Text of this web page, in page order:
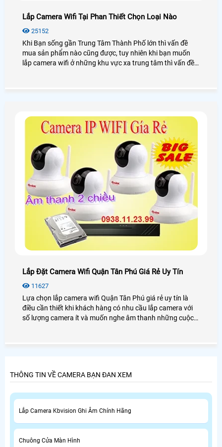
Lắp Camera Wifi Tại Phan Thiết Chọn Loại Nào
25152
Khi Bạn sống gần Trung Tâm Thành Phố lớn thì vấn đề
mua sản phẩm nào cũng được, tuy nhiên khi bạn muốn
lắp camera wifi ở những khu vực xa trung tâm thì vấn đề
Lắp Đặt Camera Wifi Quận Tân Phú Giá Rẻ Uy Tín
11627
Lựa chọn lắp camera wifi Quận Tân Phú giá rẻ uy tín là
điều cần thiết khi khách hàng có nhu cầu lắp camera với
số lượng camera ít và muốn nghe âm thanh những cuộc
THÔNG TIN VỀ CAMERA BẠN ĐAN XEM
Lắp Camera Kbvision Ghi Âm Chính Hãng
Chuông Cửa Màn Hình